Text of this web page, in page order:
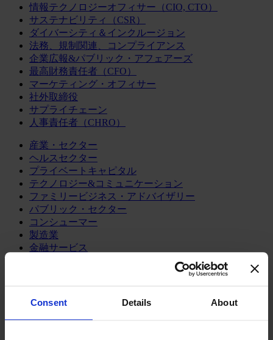
Consent Details About
情報テクノロジーオフィサー（CIO, CTO）
サステナビリティ（CSR）
ダイバーシティ＆インクルージョン
法務、規制関連、コンプライアンス
企業広報&パブリック・アフェアーズ
最高財務責任者（CFO）
マーケティング・オフィサー
社外取締役
サプライチェーン
人事責任者（CHRO）
産業・セクター
ヘルスセクター
プライベートキャピタル
テクノロジー&コミュニケーション
ファミリービジネス・アドバイザリー
パブリック・セクター
コンシューマー
製造業
金融サービス
Our Board
Expert Team